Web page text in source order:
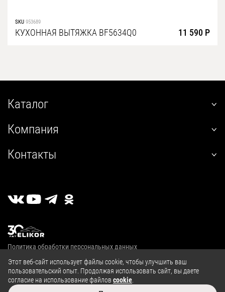
SKU 953689
КУХОННАЯ ВЫТЯЖКА BF5634Q0 11 590 Р
Каталог
встраиваемые
угловые
стандартные
классические
купольные
полновстраиваемые
т-образные
козырьковые
Компания
Покупателям
Где купить
Публичная оферта
Контакты
г. Калуга, 2й Академический проезд, 13
Политика обработки персональных данных
© 2004—2026, ООО «Эликор»
Этот веб-сайт использует файлы cookie, чтобы улучшить ваш
пользовательский опыт. Продолжая использовать сайт, вы даете
согласие на использование файлов cookie